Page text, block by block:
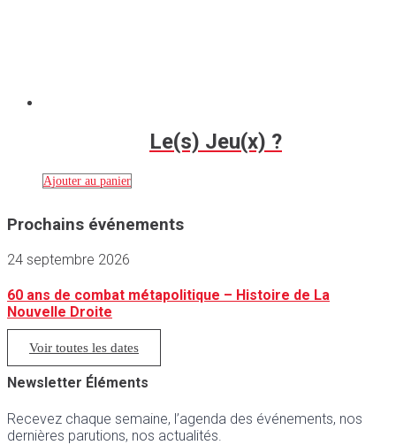
Le(s) Jeu(x) ?
Ajouter au panier
Prochains événements
24 septembre 2026
60 ans de combat métapolitique – Histoire de La
Nouvelle Droite
Voir toutes les dates
Newsletter Éléments
Recevez chaque semaine, l’agenda des événements, nos
dernières parutions, nos actualités.